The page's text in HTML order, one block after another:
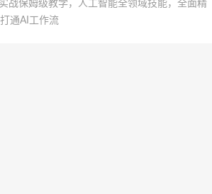
战保姆级教学，人工智能全领域技能，全面精
通AI工作流